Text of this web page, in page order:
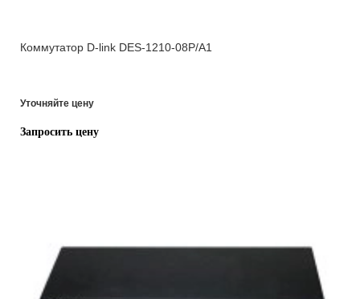
Коммутатор D-link DES-1210-08P/A1
Уточняйте цену
Запросить цену